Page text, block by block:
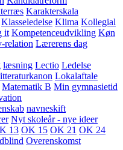
Karakterskala
Klasseledelse Klima Kollegial
it Kompetenceudvikling Køn
relation Lærerens dag
læsning Lectio Ledelse
Lokalaftale
Matematik B Min gymnasietid
navneskift
Nyt skoleår - nye ideer
13 OK 15 OK 21 OK 24
Overenskomst